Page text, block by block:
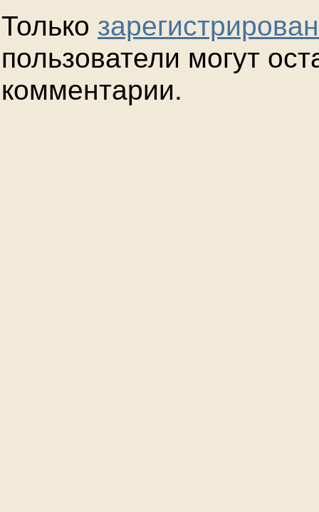
Только
пользователи могут
комментарии.